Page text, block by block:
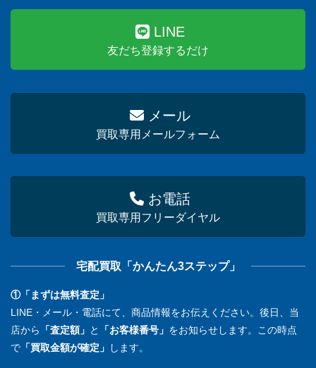
LINE
友だち登録するだけ
メール
買取専用メールフォーム
お電話
買取専用フリーダイヤル
宅配買取「かんたん3ステップ」
①「まずは無料査定」
LINE・メール・電話にて、商品情報をお伝えください。後日、当
店から
「査定額」 と 「お客様番号」 をお知らせします。この時点
で 「買取金額が確定」 します。